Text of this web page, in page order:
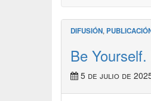
DIFUSIÓN,
Be
5 de julio de